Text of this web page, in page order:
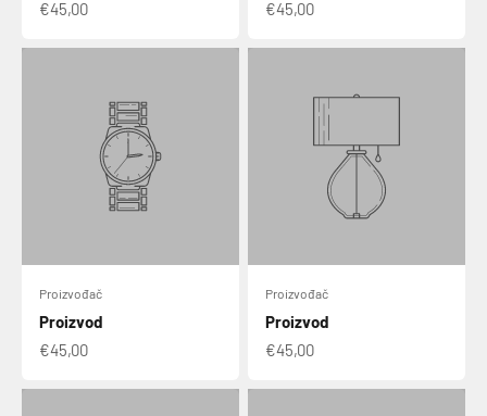
€45,00
€45,00
Proizvođač
Proizvod
€45,00
Proizvođač
Proizvod
€45,00